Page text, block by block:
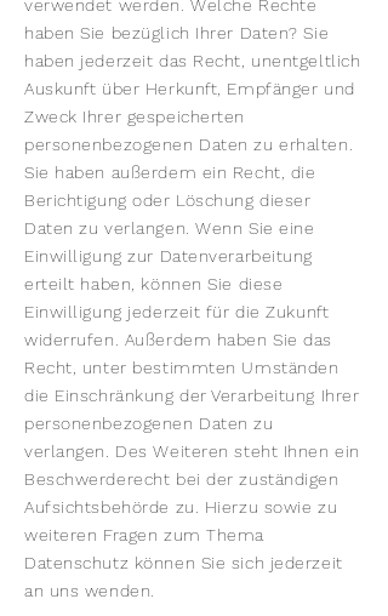
verwendet werden. Welche Rechte
haben Sie bezüglich Ihrer Daten? Sie
haben jederzeit das Recht, unentgeltlich
Auskunft über Herkunft, Empfänger und
Zweck Ihrer gespeicherten
personenbezogenen Daten zu erhalten.
Sie haben außerdem ein Recht, die
Berichtigung oder Löschung dieser
Daten zu verlangen. Wenn Sie eine
Einwilligung zur Datenverarbeitung
erteilt haben, können Sie diese
Einwilligung jederzeit für die Zukunft
widerrufen. Außerdem haben Sie das
Recht, unter bestimmten Umständen
die Einschränkung der Verarbeitung Ihrer
personenbezogenen Daten zu
verlangen. Des Weiteren steht Ihnen ein
Beschwerderecht bei der zuständigen
Aufsichtsbehörde zu. Hierzu sowie zu
weiteren Fragen zum Thema
Datenschutz können Sie sich jederzeit
an uns wenden.